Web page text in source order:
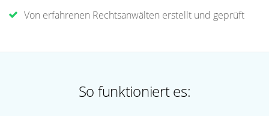
Von erfahrenen Rechtsanwälten erstellt und geprüft
So funktioniert es: